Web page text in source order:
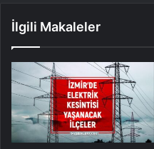
İlgili Makaleler